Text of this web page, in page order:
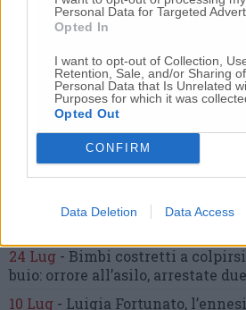
Personal Data for Targeted
Opted In
I want to opt-out of Collection,
Retention, Sale, and/or Sharing
Personal Data that Is Unrelated
Purposes for which it was
Opted Out
CONFIRM
Data Deletion Data Access
Commenti
Nessun commento presente
Commenta
Commenta
Gli articoli più letti
24 Lug - Bimbi costretti a
buio: orrore all’asilo, arrestate
10 Lug - Luigia Fortunato,